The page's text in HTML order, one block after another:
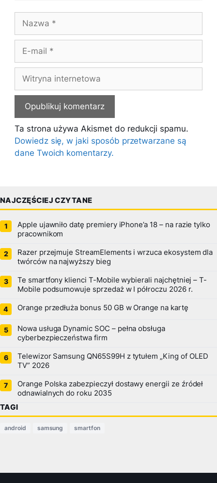
Nazwa
Witryna
internetowa
Ta strona używa Akismet do redukcji spamu.
Dowiedz się, w jaki sposób przetwarzane są
dane Twoich komentarzy.
NAJCZĘŚCIEJ CZYTANE
Apple ujawniło datę premiery iPhone’a 18 – na razie tylko
pracownikom
Razer przejmuje StreamElements i wrzuca ekosystem dla
twórców na najwyższy bieg
Te smartfony klienci T-Mobile wybierali najchętniej – T-
Mobile podsumowuje sprzedaż w I półroczu 2026 r.
Orange przedłuża bonus 50 GB w Orange na kartę
Nowa usługa Dynamic SOC – pełna obsługa
cyberbezpieczeństwa firm
Telewizor Samsung QN65S99H z tytułem „King of OLED
TV” 2026
Orange Polska zabezpieczył dostawy energii ze źródeł
odnawialnych do roku 2035
TAGI
android samsung smartfon